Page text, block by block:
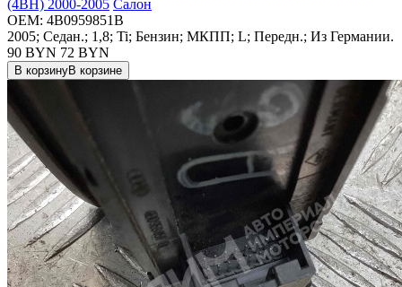
(4BH) 2000-2005 Салон
OEM: 4B0959851B
2005; Седан.; 1,8; Ti; Бензин; МКПП; L; Передн.; Из Германии.
90 BYN 72 BYN
В корзинуВ корзине